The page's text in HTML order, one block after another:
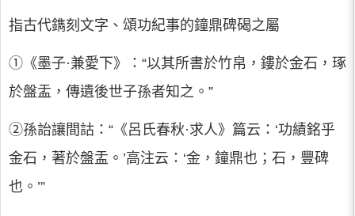
指古代鐫刻文字、頌功紀事的鐘鼎碑碣之屬
①《墨子·兼愛下》：“以其所書於竹帛，鏤於金石，琢
於盤盂，傳遺後世子孫者知之。”
②孫詒讓間詁：“《呂氏春秋·求人》篇云：‘功績銘乎
金石，著於盤盂。’高注云：‘金，鐘鼎也；石，豐碑
也。’”